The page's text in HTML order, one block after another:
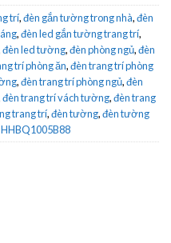
trí,đèn gắn tường trong nhà,đèn
,đèn led gắn tường trang trí,
đèn led tường,đèn phòng ngủ,đèn
trí phòng ăn,đèn trang trí phòng
,đèn trang trí phòng ngủ,đèn
đèn trang trí vách tường,đèn trang
trang trí,đèn tường,đèn tường
HHBQ1005B88